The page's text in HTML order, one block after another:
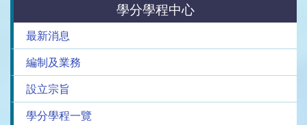
學分學程中心
最新消息
編制及業務
設立宗旨
學分學程一覽